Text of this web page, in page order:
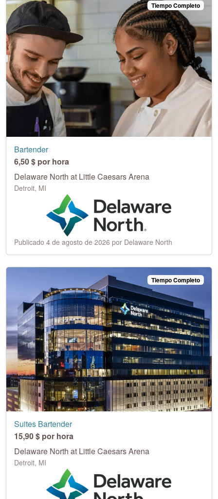
Tiempo Completo
Bartender
6,50 $ por hora
Delaware North at Little Caesars Arena
Detroit, MI
Publicado 4 de agosto de 2026 por Delaware North
Tiempo Completo
Suites Bartender
15,90 $ por hora
Delaware North at Little Caesars Arena
Detroit, MI